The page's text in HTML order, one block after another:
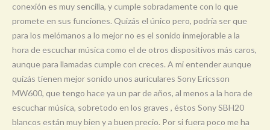
conexión es muy sencilla, y cumple sobradamente con lo que
promete en sus funciones. Quizás el único pero, podría ser que
para los melómanos a lo mejor no es el sonido inmejorable a la
hora de escuchar música como el de otros dispositivos más caros,
aunque para llamadas cumple con creces. A mi entender aunque
quizás tienen mejor sonido unos auriculares Sony Ericsson
MW600, que tengo hace ya un par de años, al menos a la hora de
escuchar música, sobretodo en los graves , éstos Sony SBH20
blancos están muy bien y a buen precio. Por si fuera poco me ha